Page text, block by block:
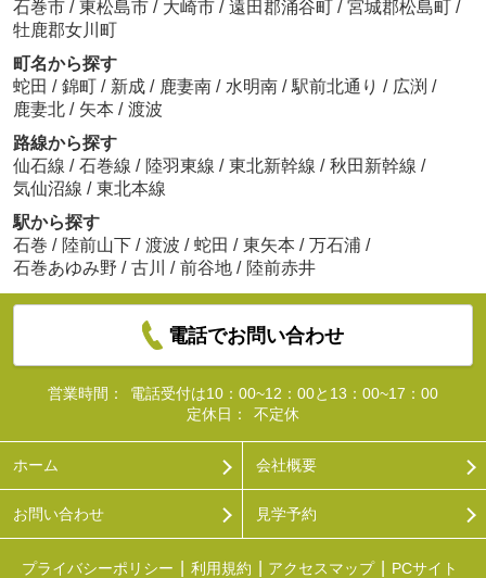
石巻市 / 東松島市 / 大崎市 / 遠田郡涌谷町 / 宮城郡松島町 /
牡鹿郡女川町
町名から探す
蛇田 / 錦町 / 新成 / 鹿妻南 / 水明南 / 駅前北通り / 広渕 /
鹿妻北 / 矢本 / 渡波
路線から探す
仙石線 / 石巻線 / 陸羽東線 / 東北新幹線 / 秋田新幹線 /
気仙沼線 / 東北本線
駅から探す
石巻 / 陸前山下 / 渡波 / 蛇田 / 東矢本 / 万石浦 /
石巻あゆみ野 / 古川 / 前谷地 / 陸前赤井
電話でお問い合わせ
営業時間：
電話受付は10：00~12：00と13：00~17：00
定休日：
不定休
ホーム 会社概要
お問い合わせ 見学予約
プライバシーポリシー 利用規約 アクセスマップ PCサイト